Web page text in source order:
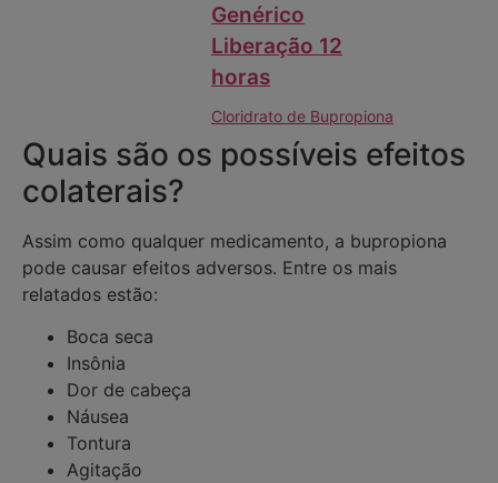
Genérico
Liberação 12
horas
Cloridrato de Bupropiona
Quais são os possíveis efeitos
colaterais?
Assim como qualquer medicamento, a bupropiona
pode causar efeitos adversos. Entre os mais
relatados estão:
Boca seca
Insônia
Dor de cabeça
Náusea
Tontura
Agitação